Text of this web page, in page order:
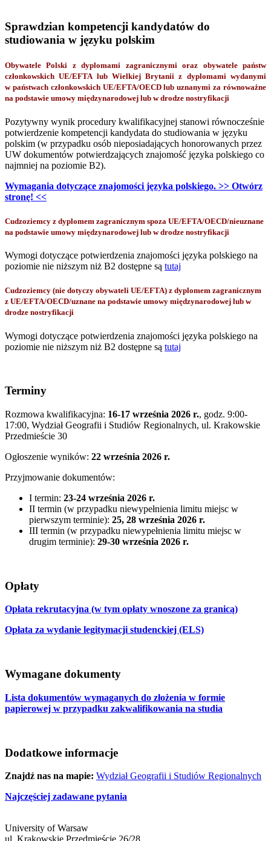
Sprawdzian kompetencji kandydatów do
studiowania w języku polskim
Obywatele Polski z dyplomami zagranicznymi oraz obywatele państw
członkowskich UE/EFTA lub Wielkiej Brytanii z dyplomami wydanymi
w państwach członkowskich UE/EFTA/OECD lub uznanymi za równoważne
na podstawie umowy międzynarodowej lub w drodze nostryfikacji
Pozytywny wynik procedury kwalifikacyjnej stanowi równocześnie
potwierdzenie kompetencji kandydata do studiowania w języku
polskim (w przypadku osób nieposiadających honorowanych przez
UW dokumentów potwierdzających znajomość języka polskiego co
najmniej na poziomie B2).
Wymagania dotyczące znajomości języka polskiego. >> Otwórz
stronę! <<
Cudzoziemcy z dyplomem zagranicznym spoza UE/EFTA/OECD/nieuznane
na podstawie umowy międzynarodowej lub w drodze nostryfikacji
Wymogi dotyczące potwierdzenia znajomości języka polskiego na
poziomie nie niższym niż B2 dostępne są tutaj
Cudzoziemcy (nie dotyczy obywateli UE/EFTA) z dyplomem zagranicznym
z UE/EFTA/OECD/uznane na podstawie umowy międzynarodowej lub w
drodze nostryfikacji
Wymogi dotyczące potwierdzenia znajomości języka polskiego na
poziomie nie niższym niż B2 dostępne są tutaj
Terminy
Rozmowa kwalifikacyjna: 16-17 września 2026 r., godz. 9:00-
17:00, Wydział Geografii i Studiów Regionalnych, ul. Krakowskie
Przedmieście 30
Ogłoszenie wyników: 22 września 2026 r.
Przyjmowanie dokumentów:
I termin: 23-24 września 2026 r.
II termin (w przypadku niewypełnienia limitu miejsc w
pierwszym terminie): 25, 28 września 2026 r.
III termin (w przypadku niewypełnienia limitu miejsc w
drugim terminie): 29-30 września 2026 r.
Opłaty
Opłata rekrutacyjna (w tym opłaty wnoszone za granicą)
Opłata za wydanie legitymacji studenckiej (ELS)
Wymagane dokumenty
Lista dokumentów wymaganych do złożenia w formie
papierowej w przypadku zakwalifikowania na studia
Dodatkowe informacje
Znajdź nas na mapie: Wydział Geografii i Studiów Regionalnych
Najczęściej zadawane pytania
University of Warsaw